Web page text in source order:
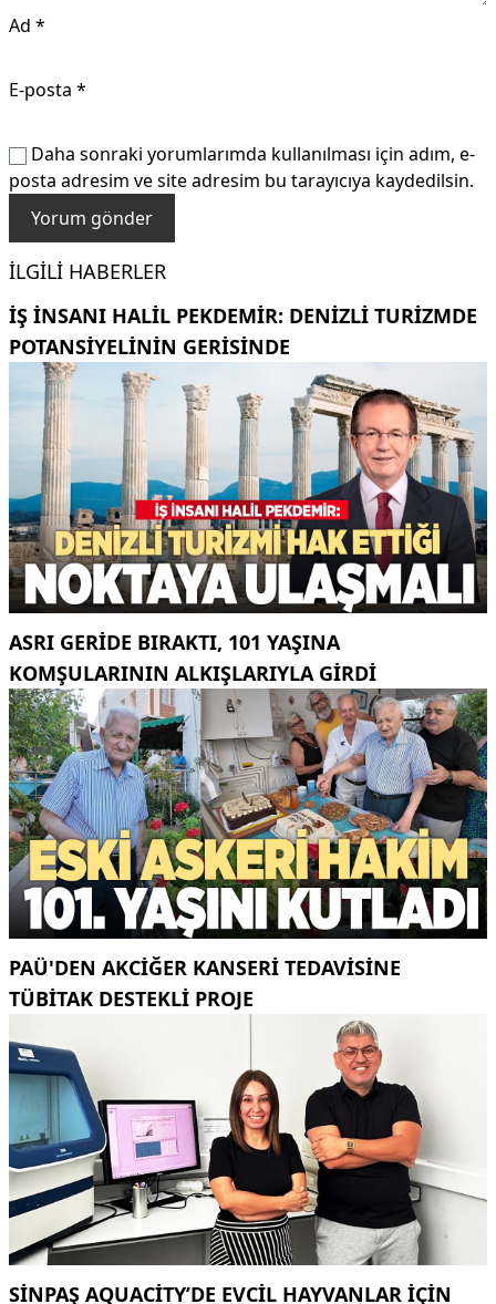
Ad *
E-posta *
Daha sonraki yorumlarımda kullanılması için adım, e-
posta adresim ve site adresim bu tarayıcıya kaydedilsin.
İLGILI HABERLER
İŞ INSANI HALIL PEKDEMIR: DENIZLI TURIZMDE
POTANSIYELININ GERISINDE
ASRI GERIDE BIRAKTI, 101 YAŞINA
KOMŞULARININ ALKIŞLARIYLA GIRDI
PAÜ'DEN AKCİĞER KANSERİ TEDAVİSİNE
TÜBİTAK DESTEKLİ PROJE
SINPAŞ AQUACITY’DE EVCIL HAYVANLAR IÇIN